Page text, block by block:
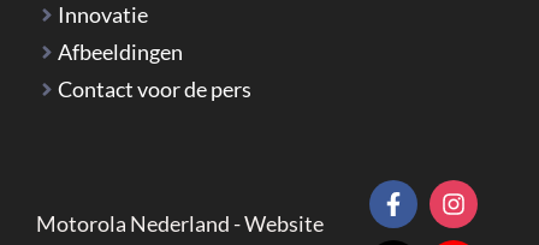
Innovatie
Afbeeldingen
Contact voor de pers
Motorola Nederland - Website